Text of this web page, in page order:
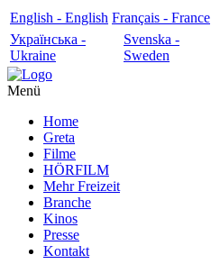
English - English Français - France
Українська -
Ukraine
Svenska -
Sweden
Menü
Home
Greta
Filme
HÖRFILM
Mehr Freizeit
Branche
Kinos
Presse
Kontakt